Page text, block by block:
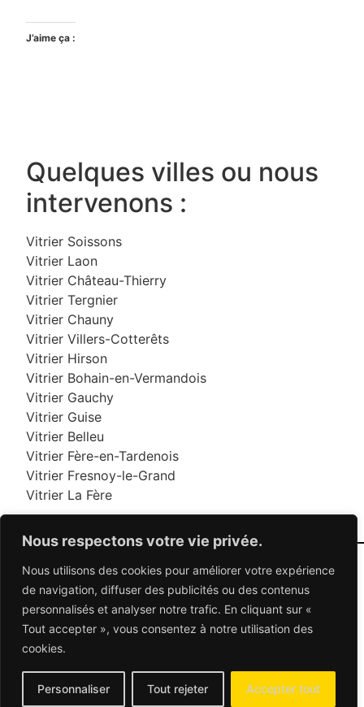
Nous respectons votre vie privée.
Nous utilisons des cookies pour améliorer votre expérience
de navigation, diffuser des publicités ou des contenus
personnalisés et analyser notre trafic. En cliquant sur «
Tout accepter », vous consentez à notre utilisation des
cookies.
Personnaliser Tout rejeter Accepter tout
J’aime ça :
Quelques villes ou nous
intervenons :
Vitrier Soissons
Vitrier Laon
Vitrier Château-Thierry
Vitrier Tergnier
Vitrier Chauny
Vitrier Villers-Cotterêts
Vitrier Hirson
Vitrier Bohain-en-Vermandois
Vitrier Gauchy
Vitrier Guise
Vitrier Belleu
Vitrier Fère-en-Tardenois
Vitrier Fresnoy-le-Grand
Vitrier La Fère
06 95 95 70 70
© 2026 Dépannage Vitrier - Tous droits réservés
Dépannage vitrerie en France : Des solutions
adaptées à vos besoins
Mentions Légales-Contactez-nous